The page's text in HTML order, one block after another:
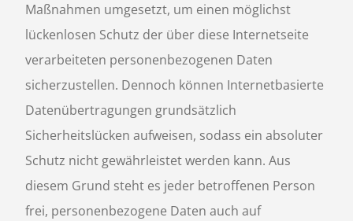
Maßnahmen umgesetzt, um einen möglichst
lückenlosen Schutz der über diese Internetseite
verarbeiteten personenbezogenen Daten
sicherzustellen. Dennoch können Internetbasierte
Datenübertragungen grundsätzlich
Sicherheitslücken aufweisen, sodass ein absoluter
Schutz nicht gewährleistet werden kann. Aus
diesem Grund steht es jeder betroffenen Person
frei, personenbezogene Daten auch auf